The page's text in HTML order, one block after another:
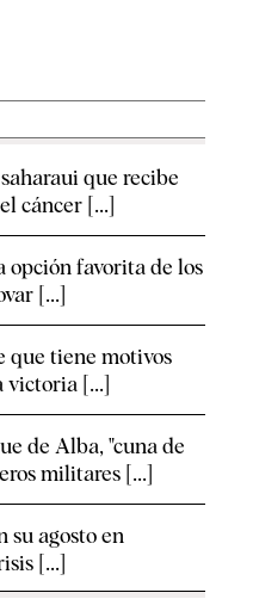
que recibe
cáncer [...]
opción favorita de los
[...]
que tiene motivos
victoria [...]
de Alba, "cuna de
militares [...]
su agosto en
[...]